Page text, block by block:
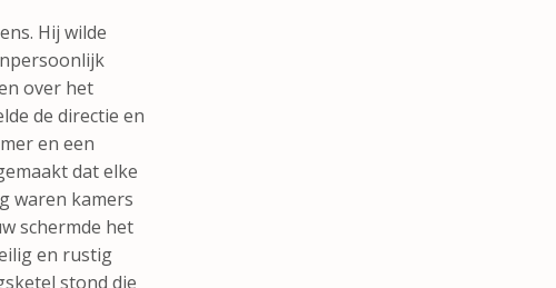
Hij wilde
over het
de directie en
en een
dat elke
waren kamers
schermde het
en rustig
stond die